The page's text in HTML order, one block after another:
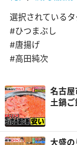
選択されているタ
#ひつまぶし
#唐揚げ
#高田純次
名古
土鍋
やめ
大盛の